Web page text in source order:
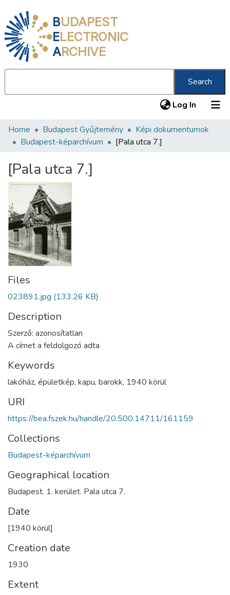
BUDAPEST
ELECTRONIC
ARCHIVE
Search
Log In (current)
Communities & Collections
Statistics
About us
Home Budapest Gyűjtemény
Képi dokumentumok
Budapest-képarchívum
[Pala utca 7.]
[Pala utca 7.]
Files
023891.jpg (133.26 KB)
Description
Szerző: azonosítatlan
A címet a feldolgozó adta
Keywords
lakóház, épületkép, kapu, barokk, 1940 körül
URI
https://bea.fszek.hu/handle/20.500.14711/161159
Collections
Budapest-képarchívum
Geographical location
Budapest. 1. kerület. Pala utca 7.
Date
[1940 körül]
Creation date
1930
Extent